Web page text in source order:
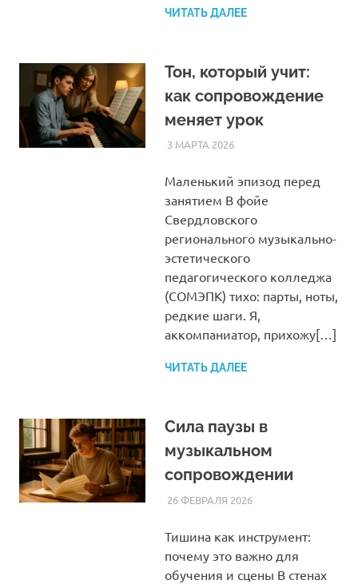
ЧИТАТЬ ДАЛЕЕ
Тон, который учит:
как сопровождение
меняет урок
3 МАРТА 2026SOMEPK
СТАТЬИ
Маленький эпизод перед
занятием В фойе
Свердловского
регионального музыкально-
эстетического
педагогического колледжа
(СОМЭПК) тихо: парты, ноты,
редкие шаги. Я,
аккомпаниатор, прихожу[…]
ЧИТАТЬ ДАЛЕЕ
Сила паузы в
музыкальном
сопровождении
26 ФЕВРАЛЯ 2026SOMEPK
СТАТЬИ
Тишина как инструмент:
почему это важно для
обучения и сцены В стенах